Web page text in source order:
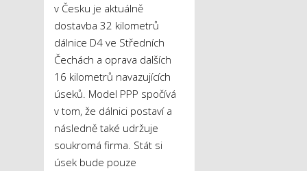
v Česku je aktuálně
dostavba 32 kilometrů
dálnice D4 ve Středních
Čechách a oprava dalších
16 kilometrů navazujících
úseků. Model PPP spočívá
v tom, že dálnici postaví a
následně také udržuje
soukromá firma. Stát si
úsek bude pouze